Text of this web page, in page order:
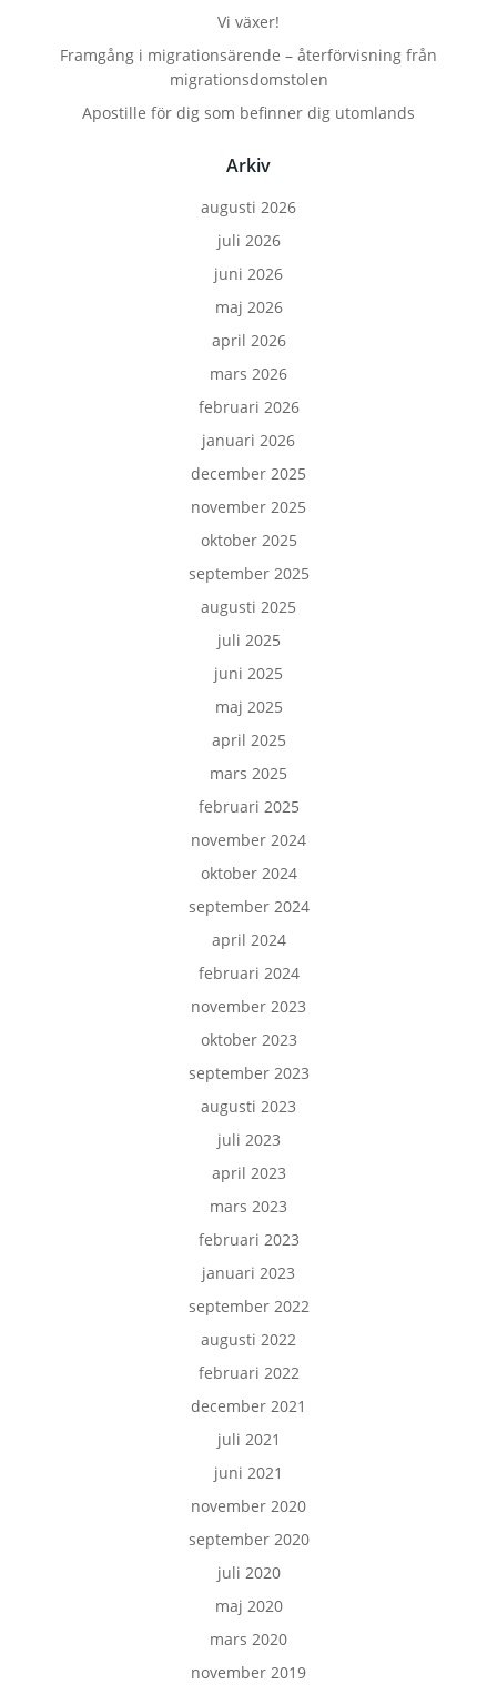
Vi växer!
Framgång i migrationsärende – återförvisning från
migrationsdomstolen
Apostille för dig som befinner dig utomlands
Arkiv
augusti 2026
juli 2026
juni 2026
maj 2026
april 2026
mars 2026
februari 2026
januari 2026
december 2025
november 2025
oktober 2025
september 2025
augusti 2025
juli 2025
juni 2025
maj 2025
april 2025
mars 2025
februari 2025
november 2024
oktober 2024
september 2024
april 2024
februari 2024
november 2023
oktober 2023
september 2023
augusti 2023
juli 2023
april 2023
mars 2023
februari 2023
januari 2023
september 2022
augusti 2022
februari 2022
december 2021
juli 2021
juni 2021
november 2020
september 2020
juli 2020
maj 2020
mars 2020
november 2019